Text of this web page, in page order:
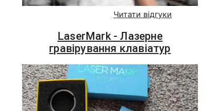
Читати відгуки
LaserMark - Лазерне
гравірування клавіатур